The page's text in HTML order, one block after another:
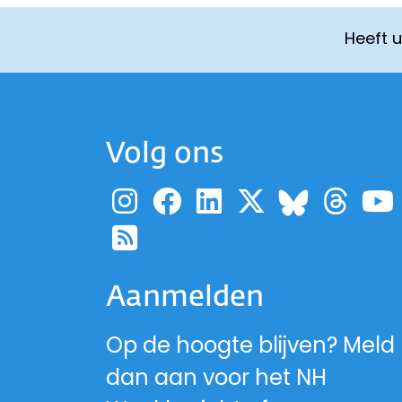
Heeft
Volg ons
Ga naar de
Ga naar de
Ga naar de
Ga naar
Ga
Ga naar de RSS-
Aanmelden
Op de hoogte blijven? Meld
dan aan voor het NH